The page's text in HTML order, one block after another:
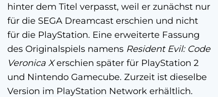
hinter dem Titel verpasst, weil er zunächst nur
für die SEGA Dreamcast erschien und nicht
für die PlayStation. Eine erweiterte Fassung
des Originalspiels namens Resident Evil: Code
Veronica Xerschien später für PlayStation 2
und Nintendo Gamecube. Zurzeit ist dieselbe
Version im PlayStation Network erhältlich.